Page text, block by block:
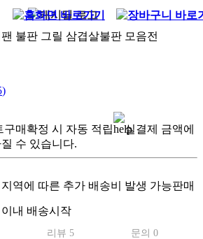
불판 그릴 삼겹살불판 모음전
)
구매확정 시 자동 적립
실결제 금액에
수 있습니다.
역에 따른 추가 배송비 발생 가능판매
내 배송시작
리뷰 5 문의 0